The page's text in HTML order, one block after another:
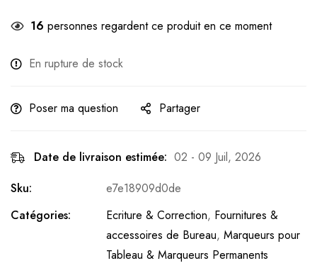
16 personnes regardent ce produit en ce moment
En rupture de stock
Poser ma question Partager
Date de livraison estimée: 02 - 09 Juil, 2026
Sku:
e7e18909d0de
Catégories:
Ecriture & Correction, Fournitures &
accessoires de Bureau, Marqueurs pour
Tableau & Marqueurs Permanents